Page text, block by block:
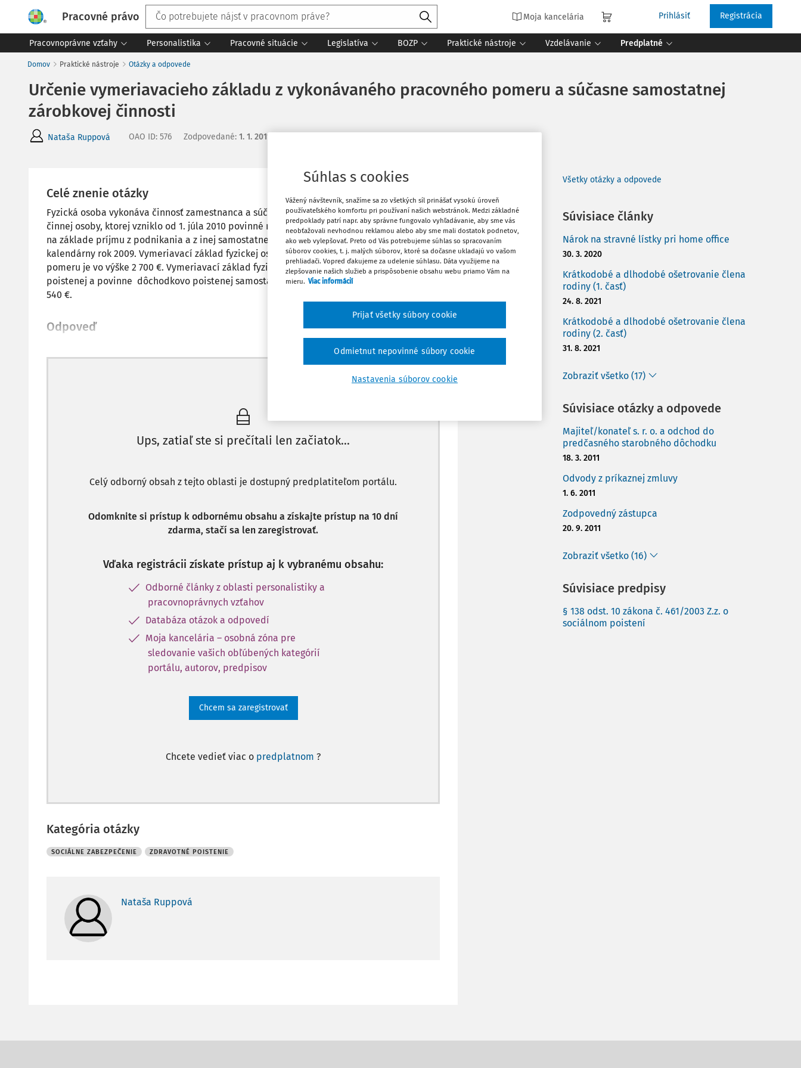
Pracovné právo Moja kancelária Prihlásiť Registrácia
Pracovnoprávne vzťahy Personalistika Pracovné situácie Legislatíva BOZP Praktické nástroje Vzdelávanie Predplatné
Domov Praktické nástroje Otázky a odpovede
Určenie vymeriavacieho základu z vykonávaného pracovného pomeru a súčasne samostatnej
zárobkovej činnosti
Nataša Ruppová OAO ID: 576 Zodpovedané: 1. 1. 2011
Celé znenie otázky
Fyzická osoba vykonáva činnosť zamestnanca a súčasne aj činnosť samostatne zárobkovo
činnej osoby, ktorej vzniklo od 1. júla 2010 povinné nemocenské a dôchodkové poistenie
na základe príjmu z podnikania a z inej samostatnej zárobkovej činnosti dosiahnutého za
kalendárny rok 2009. Vymeriavací základ fyzickej osoby ako zamestnanca z pracovného
pomeru je vo výške 2 700 €. Vymeriavací základ fyzickej osoby ako povinne nemocensky
poistenej a povinne dôchodkovo poistenej samostatne zárobkovo činnej osoby je vo výške
540 €.
Odpoveď
Ups, zatiaľ ste si prečítali len začiatok...
Celý odborný obsah z tejto oblasti je dostupný predplatiteľom portálu.
Odomknite si prístup k odbornému obsahu a získajte prístup na 10 dní
zdarma, stačí sa len zaregistrovať.
Vďaka registrácii získate prístup aj k vybranému obsahu:
Odborné články z oblasti personalistiky a
pracovnoprávnych vzťahov
Databáza otázok a odpovedí
Moja kancelária – osobná zóna pre
sledovanie vašich obľúbených kategórií
portálu, autorov, predpisov
Chcem sa zaregistrovať
Chcete vedieť viac o predplatnom ?
Kategória otázky
SOCIÁLNE ZABEZPEČENIE ZDRAVOTNÉ POISTENIE
Nataša Ruppová
Obľúbené
Zdieľať
Poznámka
Všetky otázky a odpovede
Súvisiace články
Nárok na stravné lístky pri home office
30. 3. 2020
Krátkodobé a dlhodobé ošetrovanie člena
rodiny (1. časť)
24. 8. 2021
Krátkodobé a dlhodobé ošetrovanie člena
rodiny (2. časť)
31. 8. 2021
Zobraziť všetko (17)
Súvisiace otázky a odpovede
Majiteľ/konateľ s. r. o. a odchod do
predčasného starobného dôchodku
18. 3. 2011
Odvody z príkaznej zmluvy
1. 6. 2011
Zodpovedný zástupca
20. 9. 2011
Zobraziť všetko (16)
Súvisiace predpisy
§ 138 odst. 10 zákona č. 461/2003 Z.z. o
sociálnom poistení
Súhlas s cookies
Vážený návštevník, snažíme sa zo všetkých síl prinášať vysokú úroveň
používateľského komfortu pri používaní našich webstránok. Medzi základné
predpoklady patrí napr. aby správne fungovalo vyhľadávanie, aby sme vás
neobťažovali nevhodnou reklamou alebo aby sme mali dostatok podnetov,
ako web vylepšovať. Preto od Vás potrebujeme súhlas so spracovaním
súborov cookies, t. j. malých súborov, ktoré sa dočasne ukladajú vo vašom
prehliadači. Vopred ďakujeme za udelenie súhlasu. Dáta využijeme na
zlepšovanie našich služieb a prispôsobenie obsahu webu priamo Vám na
mieru. Viac informácií
Nastavenia súborov cookie
Odmietnut nepovinné súbory cookie
Prijať všetky súbory cookie